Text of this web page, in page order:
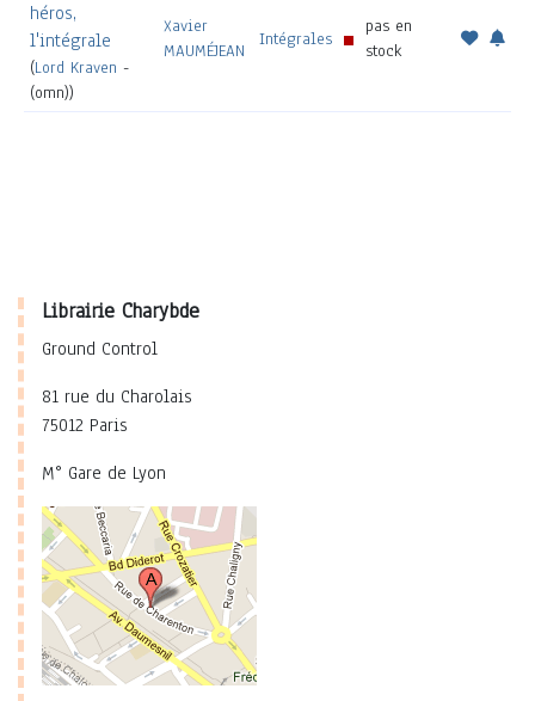
héros,
l'intégrale
(Lord Kraven -
(omn))
Xavier
MAUMÉJEAN
Intégrales
pas en
stock
Librairie Charybde
Ground Control
81 rue du Charolais
75012 Paris
M° Gare de Lyon